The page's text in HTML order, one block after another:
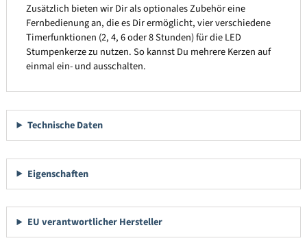
Zusätzlich bieten wir Dir als optionales Zubehör eine
Fernbedienung an, die es Dir ermöglicht, vier verschiedene
Timerfunktionen (2, 4, 6 oder 8 Stunden) für die LED
Stumpenkerze zu nutzen. So kannst Du mehrere Kerzen auf
einmal ein- und ausschalten.
Technische Daten
Eigenschaften
EU verantwortlicher Hersteller